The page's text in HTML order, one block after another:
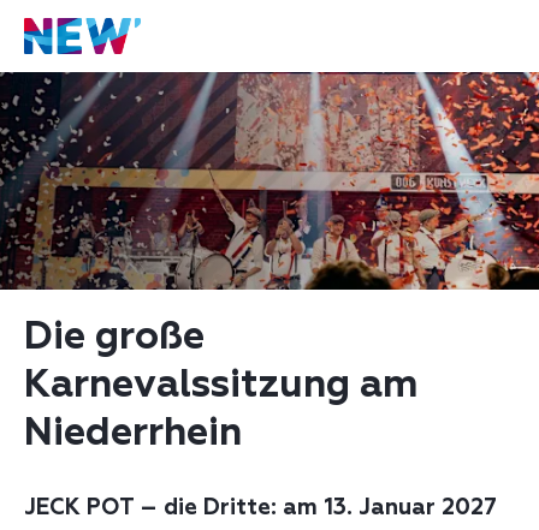
Die große
Karnevalssitzung am
Niederrhein
JECK POT – die Dritte: am 13. Januar 2027